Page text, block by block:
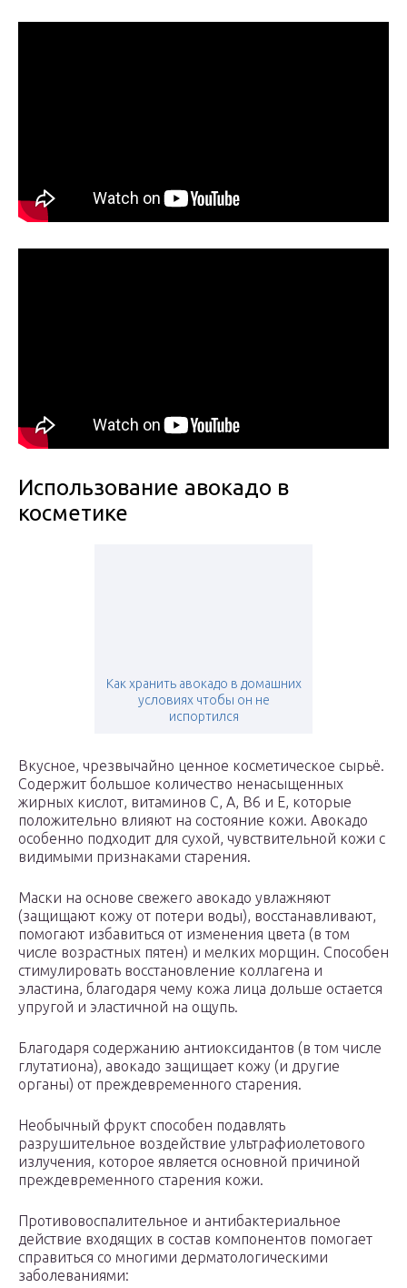
Использование авокадо в
косметике
Как хранить авокадо в домашних
условиях чтобы он не
испортился
Вкусное, чрезвычайно ценное косметическое сырьё.
Содержит большое количество ненасыщенных
жирных кислот, витаминов С, А, В6 и Е, которые
положительно влияют на состояние кожи. Авокадо
особенно подходит для сухой, чувствительной кожи с
видимыми признаками старения.
Маски на основе свежего авокадо увлажняют
(защищают кожу от потери воды), восстанавливают,
помогают избавиться от изменения цвета (в том
числе возрастных пятен) и мелких морщин. Способен
стимулировать восстановление коллагена и
эластина, благодаря чему кожа лица дольше остается
упругой и эластичной на ощупь.
Благодаря содержанию антиоксидантов (в том числе
глутатиона), авокадо защищает кожу (и другие
органы) от преждевременного старения.
Необычный фрукт способен подавлять
разрушительное воздействие ультрафиолетового
излучения, которое является основной причиной
преждевременного старения кожи.
Противовоспалительное и антибактериальное
действие входящих в состав компонентов помогает
справиться со многими дерматологическими
заболеваниями: